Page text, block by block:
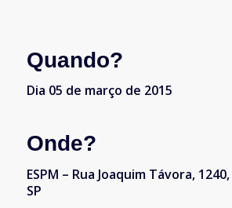
Quando?
Dia 05 de março de 2015
Onde?
ESPM – Rua Joaquim Távora,
SP